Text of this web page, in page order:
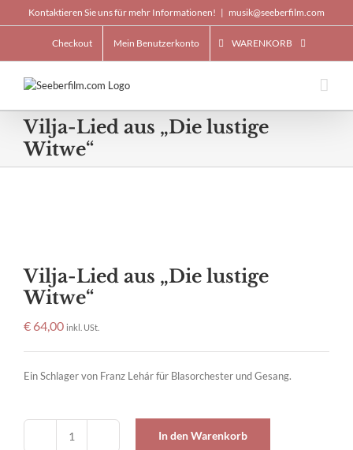
to
Kontaktieren Sie uns für mehr Informationen! | musik@seeberfilm.com
Checkout Mein Benutzerkonto WARENKORB
Vilja-Lied aus „Die lustige
Witwe“
Vilja-Lied aus „Die lustige
Witwe“
€ 64,00 inkl. USt.
Ein Schlager von Franz Lehár für Blasorchester und Gesang.
Vilja-
In den Warenkorb